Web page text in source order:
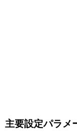
主要設定パラメ